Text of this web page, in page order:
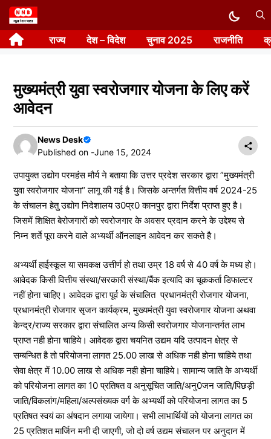
Skip
to
content राज्य देश – विदेश चुनाव 2025 राजनीति
मुख्यमंत्री युवा स्वरोजगार योजना के लिए करें
आवेदन
News Desk
Published on -June 15, 2024
उपायुक्त उद्योग परमहंस मौर्य ने बताया कि उत्तर प्रदेश सरकार द्वारा ”मुख्यमंत्री
युवा स्वरोजगार योजना“ लागू की गई है। जिसके अन्तर्गत वित्तीय वर्ष 2024-25
के संचालन हेतु उद्योग निदेशालय उ0प्र0 कानपुर द्वारा निर्देश प्राप्त हुए है।
जिसमें शिक्षित बेरोजगारों को स्वरोजगार के अवसर प्रदान करने के उद्देश्य से
निम्न शर्ते पूरा करने वाले अभ्यर्थी ऑनलाइन आवेदन कर सकते है।
अभ्यर्थी हाईस्कूल या समकक्ष उत्तीर्ण हो तथा उम्र 18 वर्ष से 40 वर्ष के मध्य हो।
आवेदक किसी वित्तीय संस्था/सरकारी संस्था/बैंक इत्यादि का चूककर्ता डिफाल्टर
नहीं होना चाहिए। आवेदक द्वारा पूर्व के संचालित प्रधानमंत्री रोजगार योजना,
प्रधानमंत्री रोजगार सृजन कार्यक्रम, मुख्यमंत्री युवा स्वरोजगार योजना अथवा
केन्द्र/राज्य सरकार द्वारा संचालित अन्य किसी स्वरोजगार योजनान्तर्गत लाभ
प्राप्त नही होना चाहिये। आवेदक द्वारा चयनित उद्यम यदि उत्पादन क्षेत्र से
सम्बन्धित है तो परियोजना लागत 25.00 लाख से अधिक नही होना चाहिये तथा
सेवा क्षेत्र में 10.00 लाख से अधिक नही होना चाहिये। सामान्य जाति के अभ्यर्थी
को परियोजना लागत का 10 प्रतिषत व अनुसूचित जाति/अनु0जन जाति/पिछड़ी
जाति/विकलांग/महिला/अल्पसंख्यक वर्ग के अभ्यर्थी को परियोजना लागत का 5
प्रतिषत स्वयं का अंषदान लगाया जायेगा। सभी लाभार्थियों को योजना लागत का
25 प्रतिशत मार्जिन मनी दी जाएगी, जो दो वर्ष उद्यम संचालन पर अनुदान में